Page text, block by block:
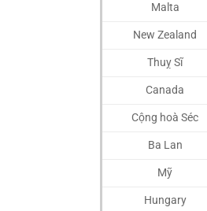
Malta
New Zealand
Thuỵ Sĩ
Canada
Cộng hoà Séc
Ba Lan
Mỹ
Hungary